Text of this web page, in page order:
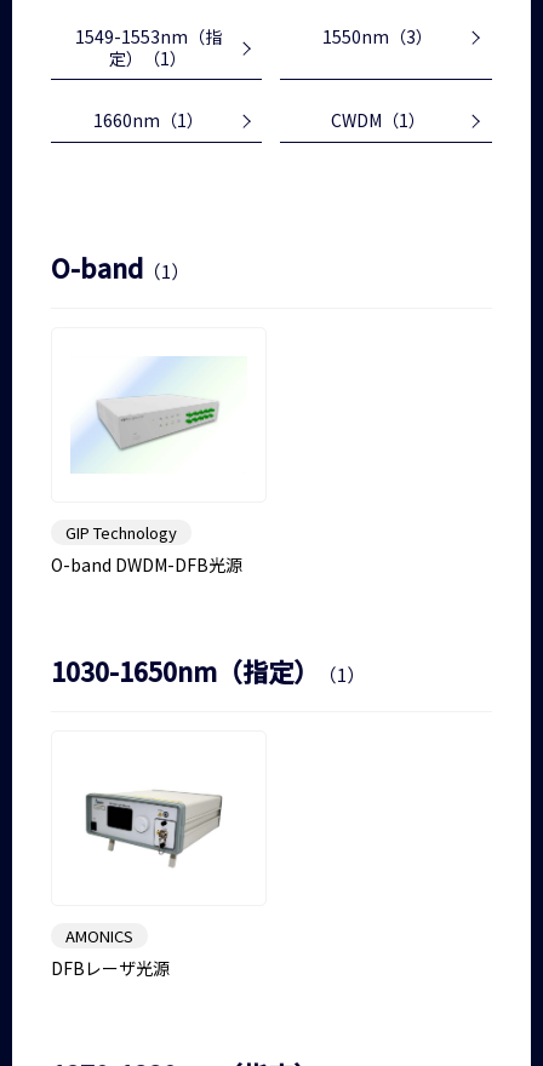
1549-1553nm（指
定）
（1）
1550nm （3）
1660nm （1） CWDM （1）
O-band （1）
GIP Technology
O-band DWDM-DFB光源
1030-1650nm（指定） （1）
AMONICS
DFBレーザ光源